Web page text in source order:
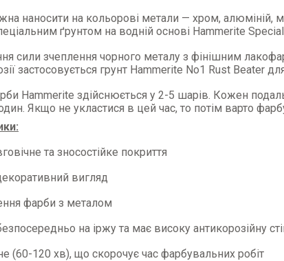
наносити на кольорові метали — хром, алюміній,
ґрунтом на водній основі Hammerite
сили зчеплення чорного металу з фінішним
застосовується грунт Hammerite No1 Rust Beater
Hammerite здійснюється у 2-5 шарів. Кожен
Якщо не укластися в цей час, то потім варто
та зносостійке покриття
вигляд
фарби з металом
на іржу та має високу антикорозійну
(60-120 хв), що скорочує час фарбувальних робіт